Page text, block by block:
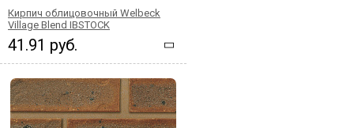
Кирпич облицовочный Welbeck
Village Blend IBSTOCK
41.91 руб.